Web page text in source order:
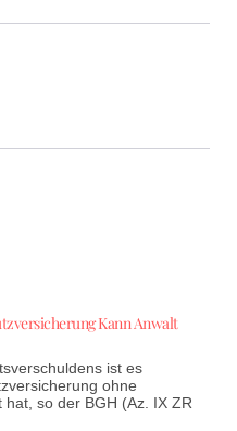
Kann Anwalt
ist es
ohne
so der BGH (Az. IX ZR